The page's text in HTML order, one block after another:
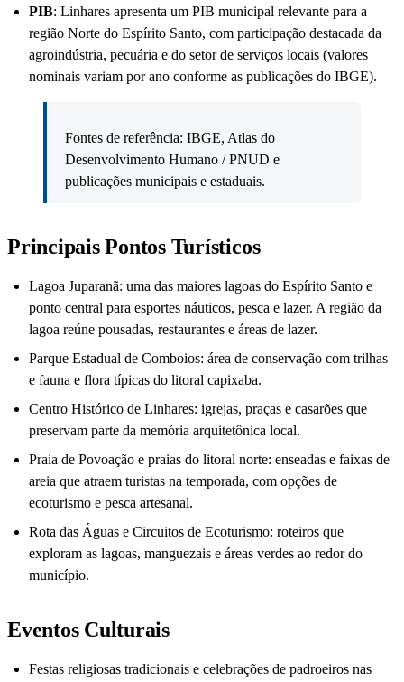
PIB: Linhares apresenta um PIB municipal relevante para a
região Norte do Espírito Santo, com participação destacada da
agroindústria, pecuária e do setor de serviços locais (valores
nominais variam por ano conforme as publicações do IBGE).
Fontes de referência: IBGE, Atlas do
Desenvolvimento Humano / PNUD e
publicações municipais e estaduais.
Principais Pontos Turísticos
Lagoa Juparanã: uma das maiores lagoas do Espírito Santo e
ponto central para esportes náuticos, pesca e lazer. A região da
lagoa reúne pousadas, restaurantes e áreas de lazer.
Parque Estadual de Comboios: área de conservação com trilhas
e fauna e flora típicas do litoral capixaba.
Centro Histórico de Linhares: igrejas, praças e casarões que
preservam parte da memória arquitetônica local.
Praia de Povoação e praias do litoral norte: enseadas e faixas de
areia que atraem turistas na temporada, com opções de
ecoturismo e pesca artesanal.
Rota das Águas e Circuitos de Ecoturismo: roteiros que
exploram as lagoas, manguezais e áreas verdes ao redor do
município.
Eventos Culturais
Festas religiosas tradicionais e celebrações de padroeiros nas